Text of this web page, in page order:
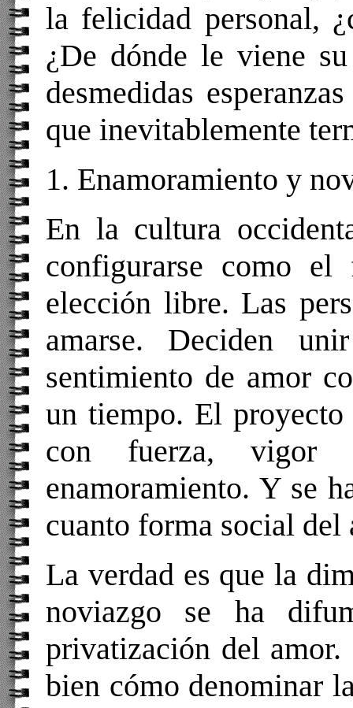
la felicidad personal,
¿De dónde le viene
desmedidas
que inevitablemente
1. Enamoramiento y
En la cultura
configurarse como
elección libre. Las
amarse. Deciden
sentimiento de amor
un tiempo. El
con fuerza, vigor
enamoramiento. Y se
cuanto forma social
La verdad es que la
noviazgo se ha
privatización del
bien cómo denominar